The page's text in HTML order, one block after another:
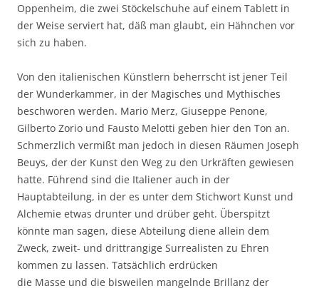
Oppenheim, die zwei Stöckelschuhe auf einem Tablett in
der Weise serviert hat, däß man glaubt, ein Hähnchen vor
sich zu haben.
Von den italienischen Künstlern beherrscht ist jener Teil
der Wunderkammer, in der Magisches und Mythisches
beschworen werden. Mario Merz, Giuseppe Penone,
Gilberto Zorio und Fausto Melotti geben hier den Ton an.
Schmerzlich vermißt man jedoch in diesen Räumen Joseph
Beuys, der der Kunst den Weg zu den Urkräften gewiesen
hatte. Führend sind die Italiener auch in der
Hauptabteilung, in der es unter dem Stichwort Kunst und
Alchemie etwas drunter und drüber geht. Überspitzt
könnte man sagen, diese Abteilung diene allein dem
Zweck, zweit- und drittrangige Surrealisten zu Ehren
kommen zu lassen. Tatsächlich erdrücken
die Masse und die bisweilen mangelnde Brillanz der